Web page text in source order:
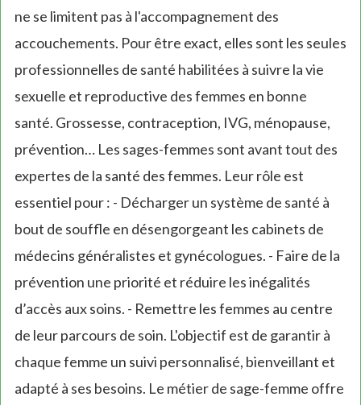
ne se limitent pas à l'accompagnement des
accouchements. Pour être exact, elles sont les seules
professionnelles de santé habilitées à suivre la vie
sexuelle et reproductive des femmes en bonne
santé. Grossesse, contraception, IVG, ménopause,
prévention… Les sages-femmes sont avant tout des
expertes de la santé des femmes. Leur rôle est
essentiel pour : - Décharger un système de santé à
bout de souffle en désengorgeant les cabinets de
médecins généralistes et gynécologues. - Faire de la
prévention une priorité et réduire les inégalités
d’accès aux soins. - Remettre les femmes au centre
de leur parcours de soin. L'objectif est de garantir à
chaque femme un suivi personnalisé, bienveillant et
adapté à ses besoins. Le métier de sage-femme offre